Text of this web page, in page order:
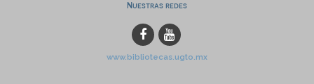
Nuestras redes
www.bibliotecas.ugto.mx